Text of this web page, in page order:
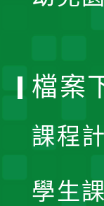
檔案
課程
學生